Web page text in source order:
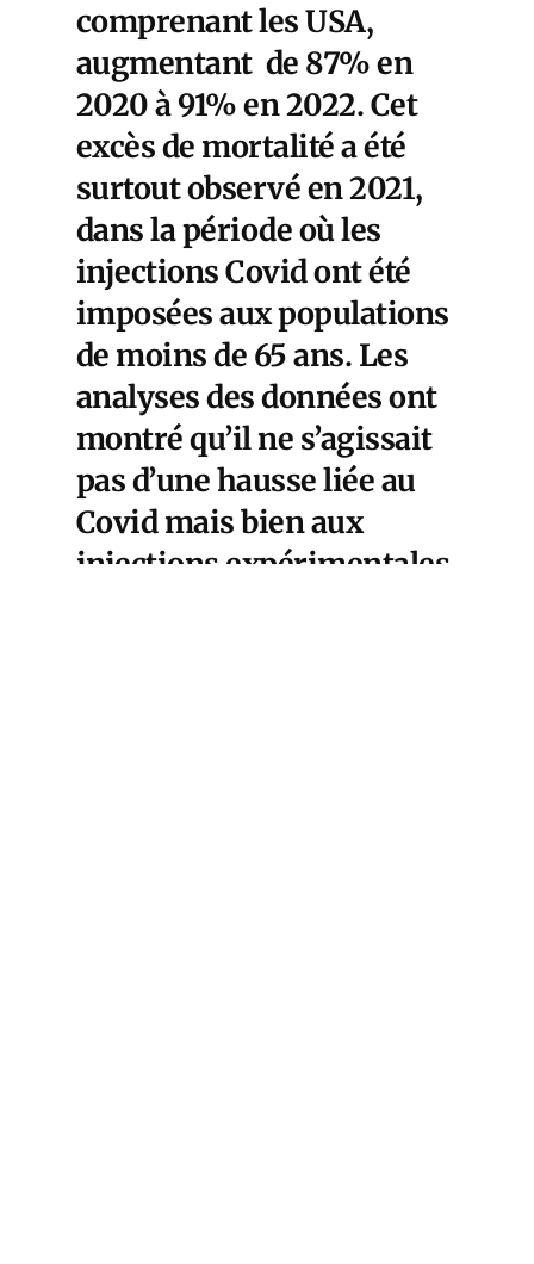
comprenant les USA,
augmentant de 87% en
2020 à 91% en 2022. Cet
excès de mortalité a été
surtout observé en 2021,
dans la période où les
injections Covid ont été
imposées aux populations
de moins de 65 ans. Les
analyses des données ont
montré qu’il ne s’agissait
pas d’une hausse liée au
Covid mais bien aux
injections expérimentales